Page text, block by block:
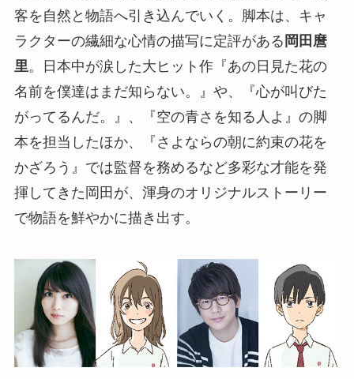
客を自然と物語へ引き込んでいく。脚本は、キャ
ラクターの繊細な心情の描写に定評がある 岡田麿
里。日本中が涙した大ヒット作『あの日見た花の
名前を僕達はまだ知らない。』や、『心が叫びた
がってるんだ。』、『空の青さを知る人よ』の脚
本を担当したほか、『さよならの朝に約束の花を
かざろう』では監督を務めるなど多彩な才能を発
揮してきた岡田が、渾身のオリジナルストーリー
で物語を鮮やかに描き出す。